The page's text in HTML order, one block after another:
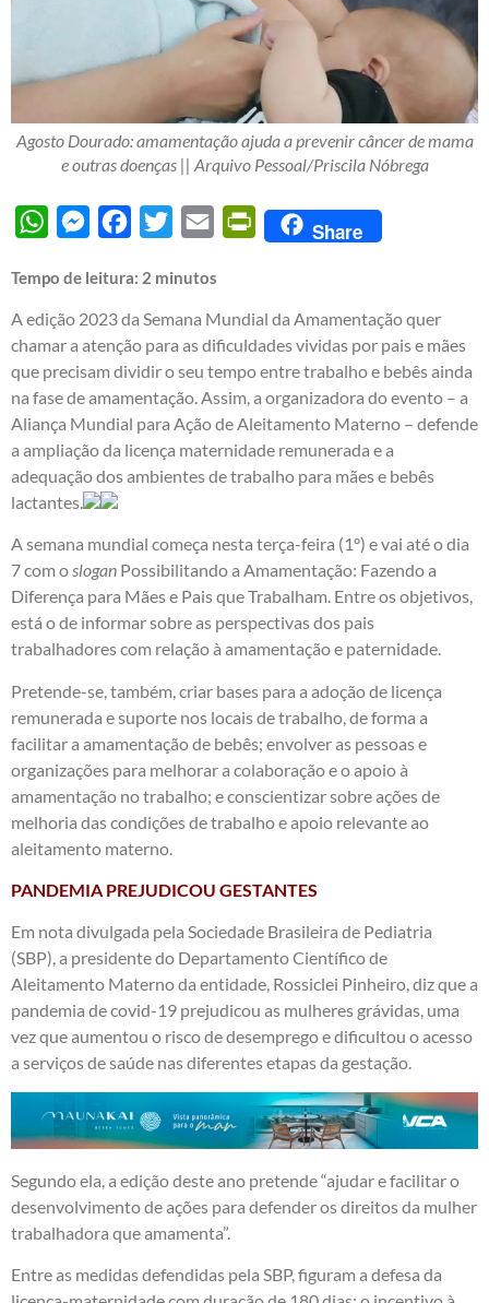
Agosto Dourado: amamentação ajuda a prevenir câncer de mama
e outras doenças || Arquivo Pessoal/Priscila Nóbrega
WhatsAppMessengerFacebook
Twitter Email PrintFriendly
Share
Tempo de leitura: 2 minutos
A edição 2023 da Semana Mundial da Amamentação quer
chamar a atenção para as dificuldades vividas por pais e mães
que precisam dividir o seu tempo entre trabalho e bebês ainda
na fase de amamentação. Assim, a organizadora do evento – a
Aliança Mundial para Ação de Aleitamento Materno – defende
a ampliação da licença maternidade remunerada e a
adequação dos ambientes de trabalho para mães e bebês
lactantes.
A semana mundial começa nesta terça-feira (1º) e vai até o dia
7 com oslogan Possibilitando a Amamentação: Fazendo a
Diferença para Mães e Pais que Trabalham. Entre os objetivos,
está o de informar sobre as perspectivas dos pais
trabalhadores com relação à amamentação e paternidade.
Pretende-se, também, criar bases para a adoção de licença
remunerada e suporte nos locais de trabalho, de forma a
facilitar a amamentação de bebês; envolver as pessoas e
organizações para melhorar a colaboração e o apoio à
amamentação no trabalho; e conscientizar sobre ações de
melhoria das condições de trabalho e apoio relevante ao
aleitamento materno.
PANDEMIA PREJUDICOU GESTANTES
Em nota divulgada pela Sociedade Brasileira de Pediatria
(SBP), a presidente do Departamento Científico de
Aleitamento Materno da entidade, Rossiclei Pinheiro, diz que a
pandemia de covid-19 prejudicou as mulheres grávidas, uma
vez que aumentou o risco de desemprego e dificultou o acesso
a serviços de saúde nas diferentes etapas da gestação.
Segundo ela, a edição deste ano pretende “ajudar e facilitar o
desenvolvimento de ações para defender os direitos da mulher
trabalhadora que amamenta”.
Entre as medidas defendidas pela SBP, figuram a defesa da